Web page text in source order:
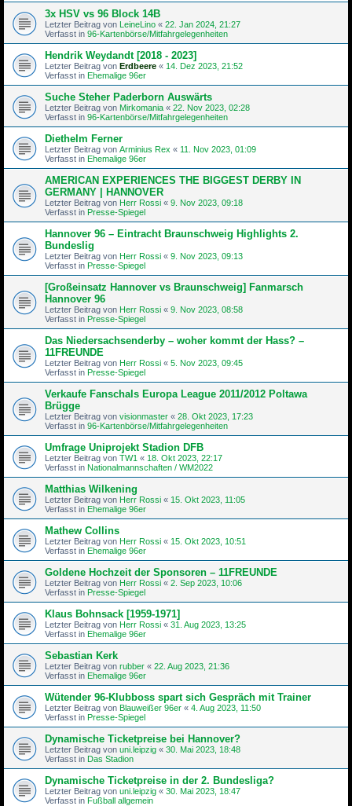
3x HSV vs 96 Block 14B
Letzter Beitrag von LeineLino « 22. Jan 2024, 21:27
Verfasst in 96-Kartenbörse/Mitfahrgelegenheiten
Hendrik Weydandt [2018 - 2023]
Letzter Beitrag von Erdbeere « 14. Dez 2023, 21:52
Verfasst in Ehemalige 96er
Suche Steher Paderborn Auswärts
Letzter Beitrag von Mirkomania « 22. Nov 2023, 02:28
Verfasst in 96-Kartenbörse/Mitfahrgelegenheiten
Diethelm Ferner
Letzter Beitrag von Arminius Rex « 11. Nov 2023, 01:09
Verfasst in Ehemalige 96er
AMERICAN EXPERIENCES THE BIGGEST DERBY IN
GERMANY | HANNOVER
Letzter Beitrag von Herr Rossi « 9. Nov 2023, 09:18
Verfasst in Presse-Spiegel
Hannover 96 – Eintracht Braunschweig Highlights 2.
Bundeslig
Letzter Beitrag von Herr Rossi « 9. Nov 2023, 09:13
Verfasst in Presse-Spiegel
[Großeinsatz Hannover vs Braunschweig] Fanmarsch
Hannover 96
Letzter Beitrag von Herr Rossi « 9. Nov 2023, 08:58
Verfasst in Presse-Spiegel
Das Niedersachsenderby – woher kommt der Hass? –
11FREUNDE
Letzter Beitrag von Herr Rossi « 5. Nov 2023, 09:45
Verfasst in Presse-Spiegel
Verkaufe Fanschals Europa League 2011/2012 Poltawa
Brügge
Letzter Beitrag von visionmaster « 28. Okt 2023, 17:23
Verfasst in 96-Kartenbörse/Mitfahrgelegenheiten
Umfrage Uniprojekt Stadion DFB
Letzter Beitrag von TW1 « 18. Okt 2023, 22:17
Verfasst in Nationalmannschaften / WM2022
Matthias Wilkening
Letzter Beitrag von Herr Rossi « 15. Okt 2023, 11:05
Verfasst in Ehemalige 96er
Mathew Collins
Letzter Beitrag von Herr Rossi « 15. Okt 2023, 10:51
Verfasst in Ehemalige 96er
Goldene Hochzeit der Sponsoren – 11FREUNDE
Letzter Beitrag von Herr Rossi « 2. Sep 2023, 10:06
Verfasst in Presse-Spiegel
Klaus Bohnsack [1959-1971]
Letzter Beitrag von Herr Rossi « 31. Aug 2023, 13:25
Verfasst in Ehemalige 96er
Sebastian Kerk
Letzter Beitrag von rubber « 22. Aug 2023, 21:36
Verfasst in Ehemalige 96er
Wütender 96-Klubboss spart sich Gespräch mit Trainer
Letzter Beitrag von Blauweißer 96er « 4. Aug 2023, 11:50
Verfasst in Presse-Spiegel
Dynamische Ticketpreise bei Hannover?
Letzter Beitrag von uni.leipzig « 30. Mai 2023, 18:48
Verfasst in Das Stadion
Dynamische Ticketpreise in der 2. Bundesliga?
Letzter Beitrag von uni.leipzig « 30. Mai 2023, 18:47
Verfasst in Fußball allgemein